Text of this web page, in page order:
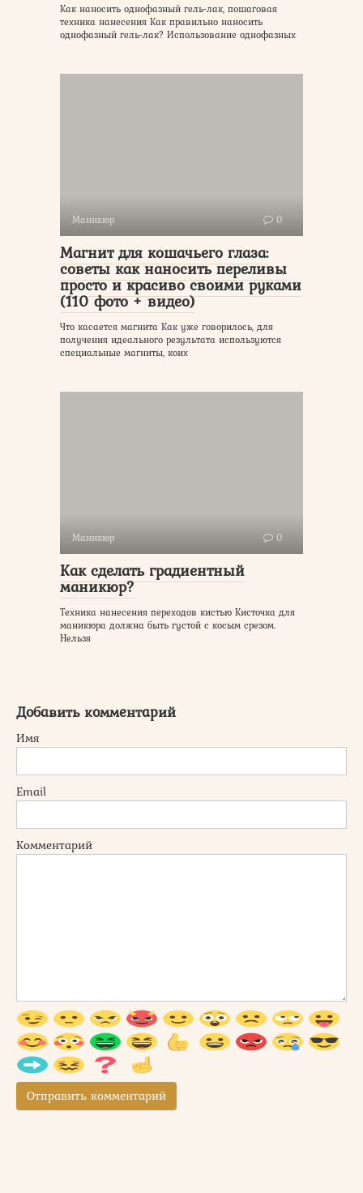
Как наносить однофазный гель-лак, пошаговая
техника нанесения Как правильно наносить
однофазный гель-лак? Использование однофазных
Маникюр 0
Магнит для кошачьего глаза:
советы как наносить переливы
просто и красиво своими руками
(110 фото + видео)
Что касается магнита Как уже говорилось, для
получения идеального результата используются
специальные магниты, коих
Маникюр 0
Как сделать градиентный
маникюр?
Техника нанесения переходов кистью Кисточка для
маникюра должна быть густой с косым срезом.
Нельзя
Добавить комментарий
Имя
Email
Комментарий